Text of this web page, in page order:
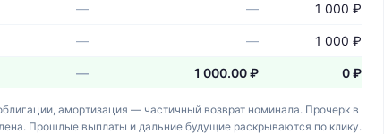
— — 1 000 ₽
— — 1 000 ₽
— 1 000.00 ₽ 0 ₽
амортизация — частичный возврат номинала. Прочерк в
Прошлые выплаты и дальние будущие раскрываются по клику.